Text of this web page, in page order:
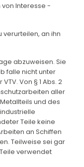
von Interesse -
an ihn
abzuweisen. Sie
falle nicht unter
Von § 1 Abs. 2
aller
und des
Teile keine
an Schiffen
Teilweise sei gar
verwendet